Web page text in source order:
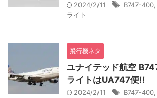
2024/2/11 B747-400
ライト
飛行機ネタ
ユナイテッド航空
ライトはUA747便!!
2024/2/11 B747-400